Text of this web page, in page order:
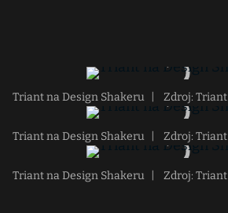
Triant na Design Shakeru Zdroj: Triant
Triant na Design Shakeru Zdroj: Triant
Triant na Design Shakeru Zdroj: Triant